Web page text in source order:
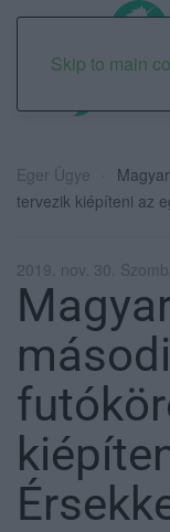
Skip to main
Eger Ügye
tervezik kiépíteni az
2019. nov. 30.